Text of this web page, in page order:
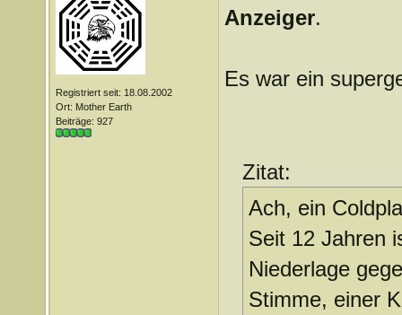
Registriert seit: 18.08.2002
Ort: Mother Earth
Beiträge: 927
Anzeiger.
Es war ein
Zitat:
Ach, ein
Seit 12 Jahren
Niederlage
Stimme, einer